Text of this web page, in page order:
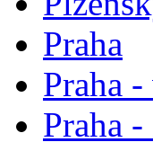
Praha
Praha
Praha -